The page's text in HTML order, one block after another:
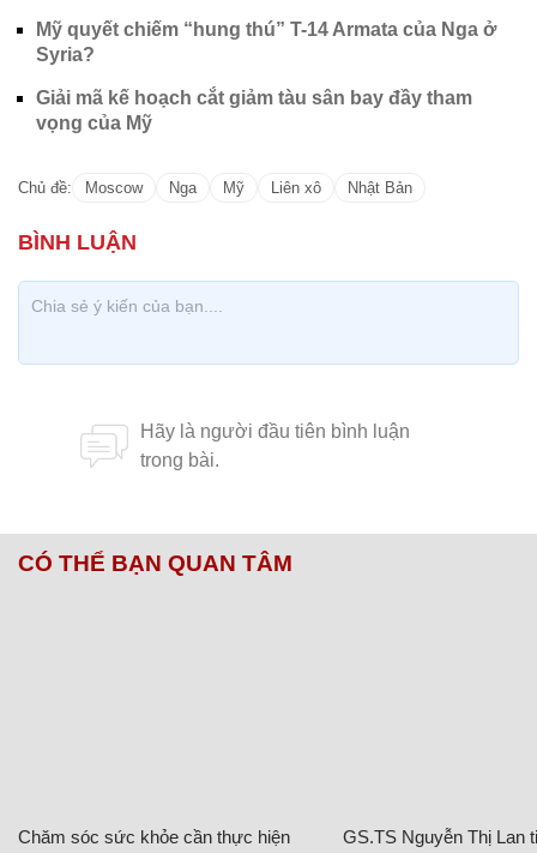
Mỹ quyết chiếm “hung thú” T-14 Armata của Nga ở
Syria?
Giải mã kế hoạch cắt giảm tàu sân bay đầy tham
vọng của Mỹ
Chủ đề: Moscow Nga Mỹ Liên xô Nhật Bản
CÓ THỂ BẠN QUAN TÂM
Chăm sóc sức khỏe cần thực hiện
GS.TS Nguyễn Thị Lan